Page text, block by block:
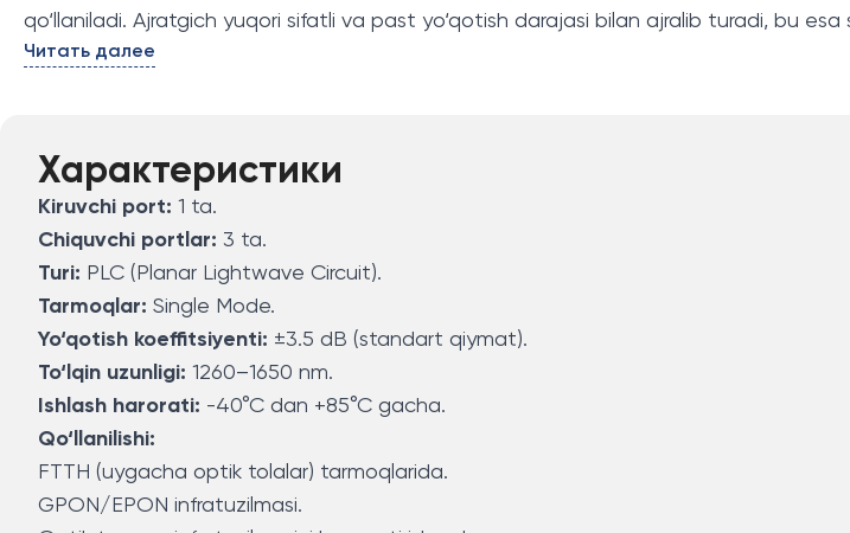
qo‘llaniladi. Ajratgich yuqori sifatli va past yo‘qotish darajasi bilan ajralib turadi, bu
Читать далее
Характеристики
Kiruvchi port: 1 ta.
Chiquvchi portlar: 3 ta.
Turi: PLC (Planar Lightwave Circuit).
Tarmoqlar: Single Mode.
Yo‘qotish koeffitsiyenti: ±3.5 dB (standart qiymat).
To‘lqin uzunligi: 1260–1650 nm.
Ishlash harorati: -40°C dan +85°C gacha.
Qo‘llanilishi:
FTTH (uygacha optik tolalar) tarmoqlarida.
GPON/EPON infratuzilmasi.